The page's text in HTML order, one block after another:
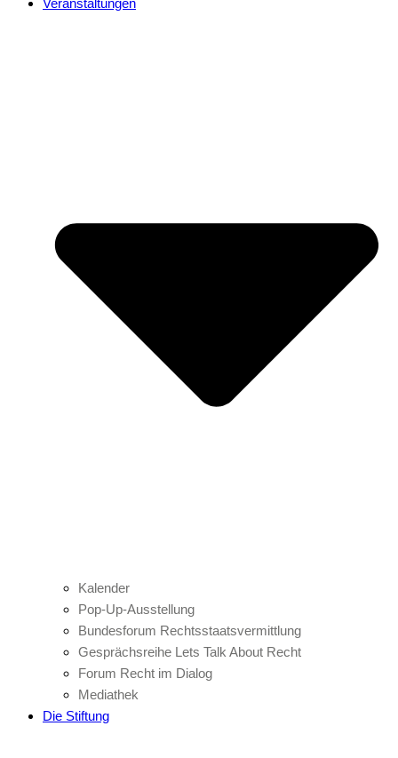
Veranstaltungen
Kalender
Pop-Up-Ausstellung
Bundesforum Rechtsstaatsvermittlung
Gesprächsreihe Lets Talk About Recht
Forum Recht im Dialog
Mediathek
Die Stiftung